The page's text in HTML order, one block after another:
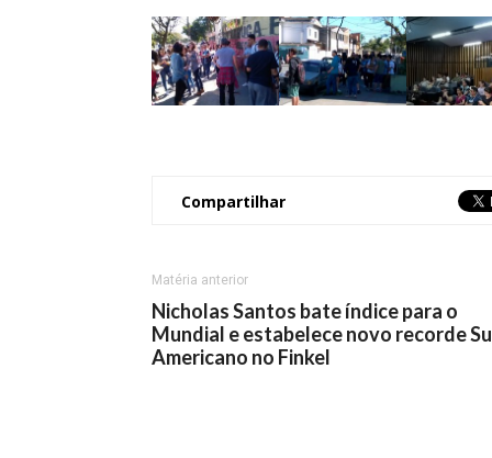
Compartilhar
Matéria anterior
Nicholas Santos bate índice para o
Mundial e estabelece novo recorde
Americano no Finkel